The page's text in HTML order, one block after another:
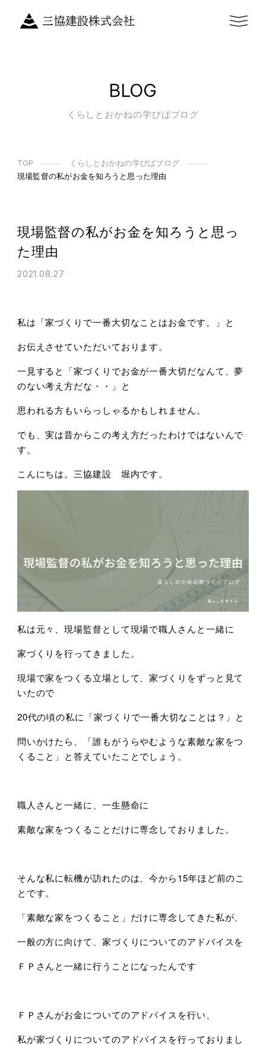
BLOG
くらしとおかねの学びばブログ
TOP
くらしとおかねの学びばブログ
現場監督の私がお金を知ろうと思った理由
現場監督の私がお金を知ろうと思っ
た理由
2021.08.27
私は「家づくりで一番大切なことはお金です。」と
お伝えさせていただいております。
一見すると「家づくりでお金が一番大切だなんて、夢
のない考え方だな・・」と
思われる方もいらっしゃるかもしれません。
でも、実は昔からこの考え方だったわけではないんで
す。
こんにちは。三協建設 堀内です。
私は元々、現場監督として現場で職人さんと一緒に
家づくりを行ってきました。
現場で家をつくる立場として、家づくりをずっと見て
いたので
20代の頃の私に「家づくりで一番大切なことは？」と
問いかけたら、「誰もがうらやむような素敵な家をつ
くること」と答えていたことでしょう。
職人さんと一緒に、一生懸命に
素敵な家をつくることだけに専念しておりました。
そんな私に転機が訪れたのは、今から15年ほど前のこ
とです。
「素敵な家をつくること」だけに専念してきた私が、
一般の方に向けて、家づくりについてのアドバイスを
ＦＰさんと一緒に行うことになったんです
ＦＰさんがお金についてのアドバイスを行い、
私が家づくりについてのアドバイスを行っておりまし